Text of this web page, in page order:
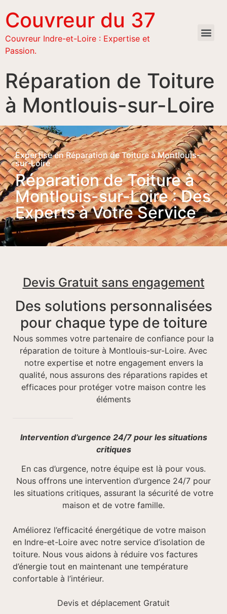
Couvreur du 37
Couvreur Indre-et-Loire : Expertise et
Passion.
Réparation de Toiture
à Montlouis-sur-Loire
Expertise en Réparation de Toiture à Montlouis-
sur-Loire
Réparation de Toiture à
Montlouis-sur-Loire : Des
Experts à Votre Service
Devis Gratuit sans engagement
Des solutions personnalisées
pour chaque type de toiture
Nous sommes votre partenaire de confiance pour la
réparation de toiture à Montlouis-sur-Loire. Avec
notre expertise et notre engagement envers la
qualité, nous assurons des réparations rapides et
efficaces pour protéger votre maison contre les
éléments
Intervention d’urgence 24/7 pour les situations
critiques
En cas d’urgence, notre équipe est là pour vous.
Nous offrons une intervention d’urgence 24/7 pour
les situations critiques, assurant la sécurité de votre
maison et de votre famille.
Améliorez l’efficacité énergétique de votre maison
en Indre-et-Loire avec notre service d’isolation de
toiture. Nous vous aidons à réduire vos factures
d’énergie tout en maintenant une température
confortable à l’intérieur.
Devis et déplacement Gratuit